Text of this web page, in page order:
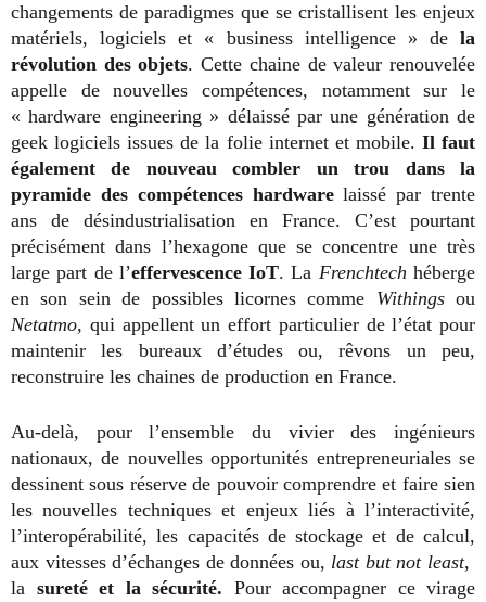
changements de paradigmes que se cristallisent les enjeux
matériels, logiciels et « business intelligence » dela
révolution des objets. Cette chaine de valeur renouvelée
appelle de nouvelles compétences, notamment sur le
« hardware engineering » délaissé par une génération de
geek logiciels issues de la folie internet et mobile. Il faut
également de nouveau combler un trou dans la
pyramide des compétences hardwarelaissé par trente
ans de désindustrialisation en France. C’est pourtant
précisément dans l’hexagone que se concentre une très
large part de l’effervescence IoT. La Frenchtech héberge
en son sein de possibles licornes comme Withingsou
Netatmo, qui appellent un effort particulier de l’état pour
maintenir les bureaux d’études ou, rêvons un peu,
reconstruire les chaines de production en France.
Au-delà, pour l’ensemble du vivier des ingénieurs
nationaux, de nouvelles opportunités entrepreneuriales se
dessinent sous réserve de pouvoir comprendre et faire sien
les nouvelles techniques et enjeux liés à l’interactivité,
l’interopérabilité, les capacités de stockage et de calcul,
aux vitesses d’échanges de données ou, last but not least,
la sureté et la sécurité. Pour accompagner ce virage